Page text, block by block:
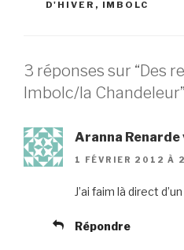
D'HIVER , IMBOLC
3 réponses sur “Des
Imbolc/la Chandeleur”
Aranna Renarde
1 FÉVRIER 2012 À
J’ai faim là direct
Répondre